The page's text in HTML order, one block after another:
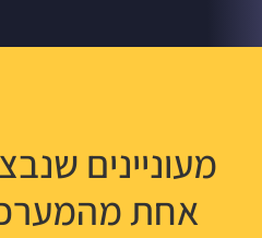
מעוניינים
אחת